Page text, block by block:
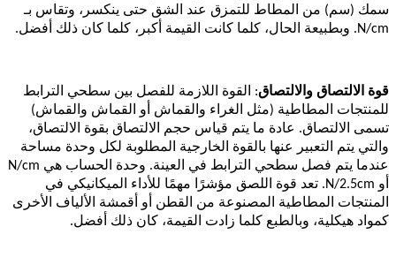
سمك (سم) من المطاط للتمزق عند الشق حتى ينكسر، وتقاس بـ
N/cm. وبطبيعة الحال، كلما كانت القيمة أكبر، كلما كان ذلك أفضل.
قوة الالتصاق والالتصاق: القوة اللازمة للفصل بين سطحي الترابط
للمنتجات المطاطية (مثل الغراء والقماش أو القماش والقماش)
تسمى الالتصاق. عادة ما يتم قياس حجم الالتصاق بقوة الالتصاق،
والتي يتم التعبير عنها بالقوة الخارجية المطلوبة لكل وحدة مساحة
عندما يتم فصل سطحي الترابط في العينة. وحدة الحساب هي N/cm
أو N/2.5cm. تعد قوة اللصق مؤشرًا مهمًا للأداء الميكانيكي في
المنتجات المطاطية المصنوعة من القطن أو أقمشة الألياف الأخرى
كمواد هيكلية، وبالطبع كلما زادت القيمة، كان ذلك أفضل.